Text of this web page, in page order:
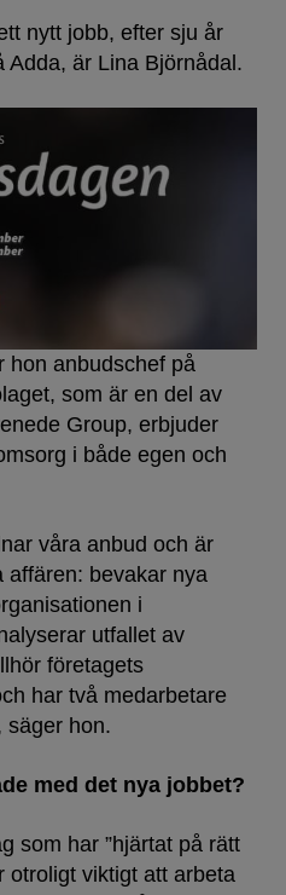
nytt jobb, efter sju år
Adda, är Lina Björnådal.
hon anbudschef på
som är en del av
Group, erbjuder
i både egen och
våra anbud och är
affären: bevakar nya
i
utfallet av
företagets
har två medarbetare
säger hon.
med det nya jobbet?
som har ”hjärtat på rätt
otroligt viktigt att arbeta